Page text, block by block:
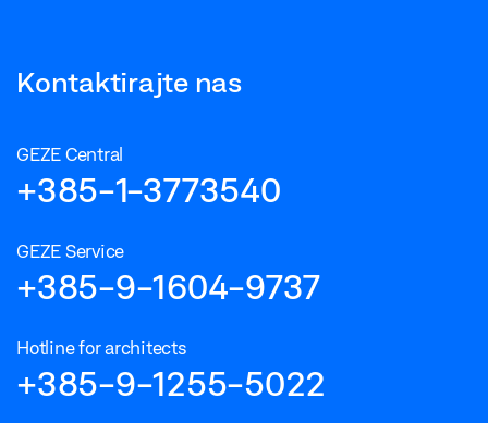
Kontaktirajte nas
GEZE Central
+385-1-3773540
GEZE Service
+385-9-1604-9737
Hotline for architects
+385-9-1255-5022